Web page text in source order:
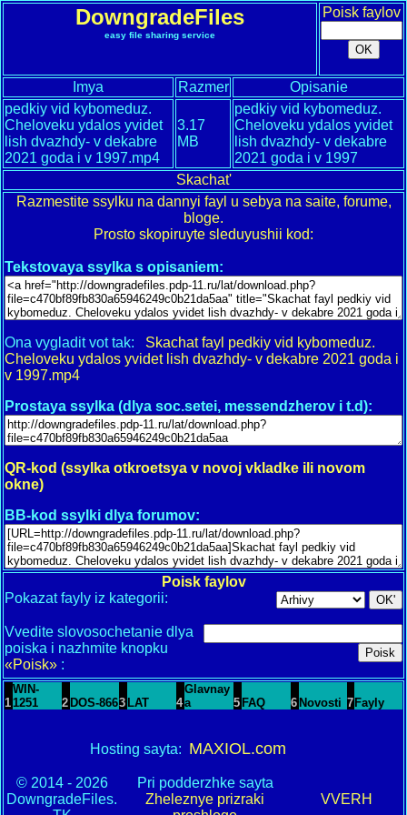
DowngradeFiles
easy file sharing service
Poisk faylov
Imya Razmer
Opisanie
pedkiy vid kybomeduz.
Cheloveku ydalos yvidet
lish dvazhdy- v dekabre
2021 goda i v 1997.mp4
3.17
MB
pedkiy vid kybomeduz.
Cheloveku ydalos yvidet
lish dvazhdy- v dekabre
2021 goda i v 1997
Skachat'
Razmestite ssylku na dannyi fayl u sebya na saite, forume,
bloge.
Prosto skopiruyte sleduyushii kod:
Tekstovaya ssylka s opisaniem:
Ona vygladit vot tak: Skachat fayl pedkiy vid kybomeduz.
Cheloveku ydalos yvidet lish dvazhdy- v dekabre 2021 goda i
v 1997.mp4
Prostaya ssylka (dlya soc.setei, messendzherov i t.d):
QR-kod (ssylka otkroetsya v novoj vkladke ili novom
okne)
BB-kod ssylki dlya forumov:
Poisk faylov
Pokazat fayly iz kategorii:
Vvedite slovosochetanie dlya
poiska i nazhmite knopku
«Poisk» :
1
WIN-
1251
2 DOS-8663 LAT 4
Glavnay
a
5 FAQ 6 Novosti 7 Fayly
Hosting sayta: MAXIOL.com
© 2014 - 2026
DowngradeFiles.
Pri podderzhke sayta
Zheleznye prizraki
VVERH